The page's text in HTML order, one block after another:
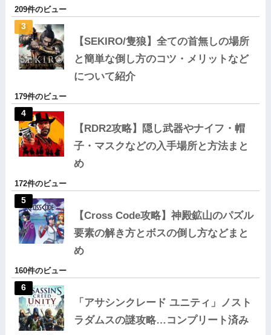
209件のビュー
【SEKIRO/隻狼】全ての首無しの場所
と簡単な倒し方のコツ・メリットなど
について紹介
179件のビュー
【RDR2攻略】隠し武器やナイフ・帽
子・マスクなどの入手場所と方法まと
め
172件のビュー
【Cross Code攻略】神殿鉱山のパズル
要素の解き方とボスの倒し方などまと
め
160件のビュー
「アサシンクレード ユニティ」ノスト
ラダムスの謎攻略…コンプリート済み